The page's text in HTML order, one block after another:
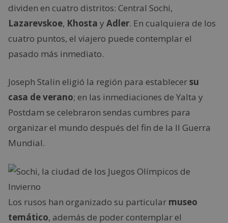
dividen en cuatro distritos: Central Sochi,
Lazarevskoe, Khosta y Adler. En cualquiera de los
cuatro puntos, el viajero puede contemplar el
pasado más inmediato.
Joseph Stalin eligió la región para establecersu
casa de verano; en las inmediaciones de Yalta y
Postdam se celebraron sendas cumbres para
organizar el mundo después del fin de la II Guerra
Mundial.
Los rusos han organizado su particular museo
temático, además de poder contemplar el